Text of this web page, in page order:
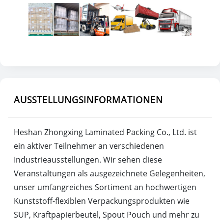
AUSSTELLUNGSINFORMATIONEN
Heshan Zhongxing Laminated Packing Co., Ltd. ist
ein aktiver Teilnehmer an verschiedenen
Industrieausstellungen. Wir sehen diese
Veranstaltungen als ausgezeichnete Gelegenheiten,
unser umfangreiches Sortiment an hochwertigen
Kunststoff-flexiblen Verpackungsprodukten wie
SUP, Kraftpapierbeutel, Spout Pouch und mehr zu